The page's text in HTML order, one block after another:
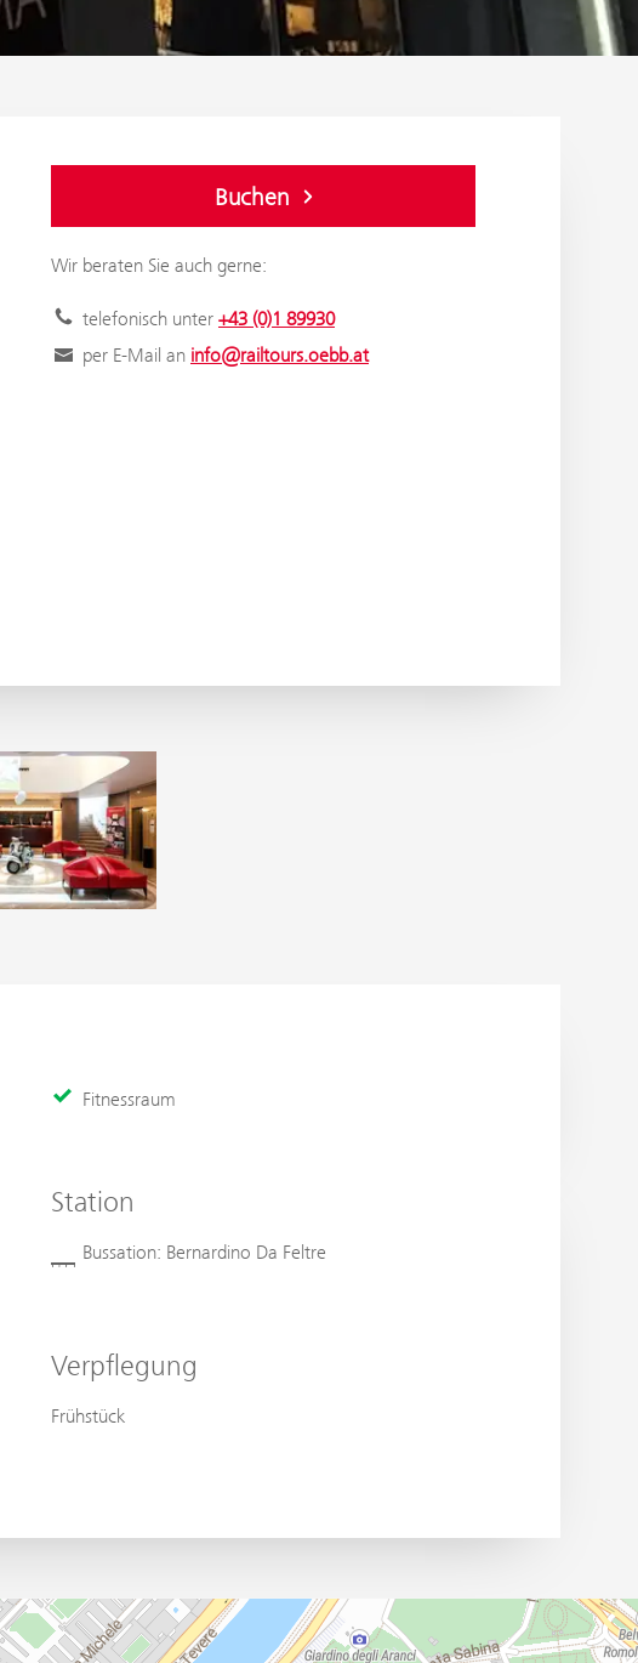
Buchen
Wir beraten Sie auch gerne:
telefonisch unter +43 (0)1 89930
per E-Mail an info@railtours.oebb.at
Fitnessraum
Station
Bussation: Bernardino Da Feltre
Verpflegung
Frühstück